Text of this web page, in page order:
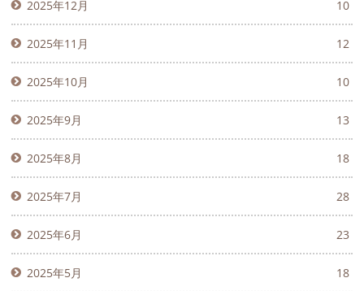
2025年12月 10
2025年11月 12
2025年10月 10
2025年9月 13
2025年8月 18
2025年7月 28
2025年6月 23
2025年5月 18